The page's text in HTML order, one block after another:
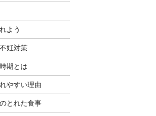
よう
妊対策
期とは
やすい理由
とれた食事